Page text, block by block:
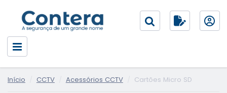
Início CCTV Acessórios CCTV Cartões Micro SD